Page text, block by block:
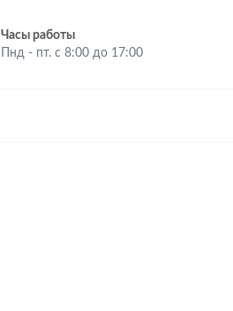
Часы работы
Пнд - пт. с 8:00 до 17:00